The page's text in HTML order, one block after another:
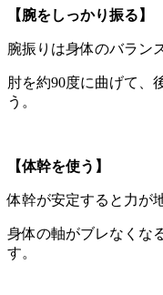
【腕をしっかり振る】
腕振りは身体のバラン
肘を約90度に曲げて、
う。
【体幹を使う】
体幹が安定すると力が
身体の軸がブレなくな
す。